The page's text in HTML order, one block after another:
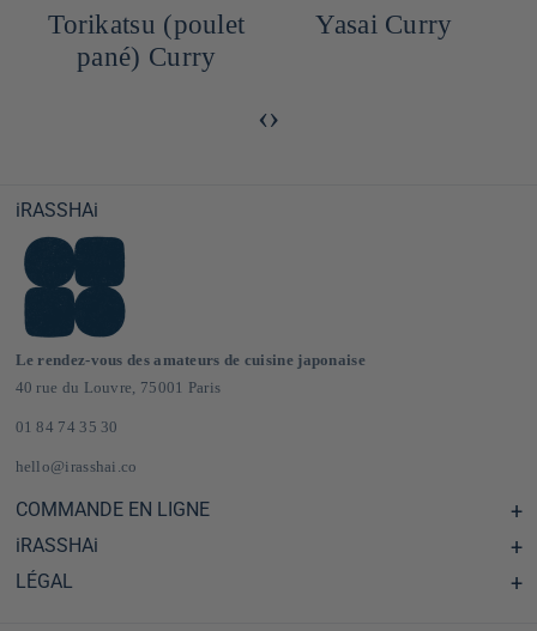
Torikatsu (poulet
pané) Curry
Yasai Curry
‹›
iRASSHAi
Le rendez-vous des amateurs de cuisine japonaise
40 rue du Louvre, 75001 Paris
01 84 74 35 30
hello@irasshai.co
COMMANDE EN LIGNE
Centre d'aide & FAQ
Livraison et frais de port en France & Europe
iRASSHAi
Les horaires du 40 rue du Louvre, Paris
LÉGAL